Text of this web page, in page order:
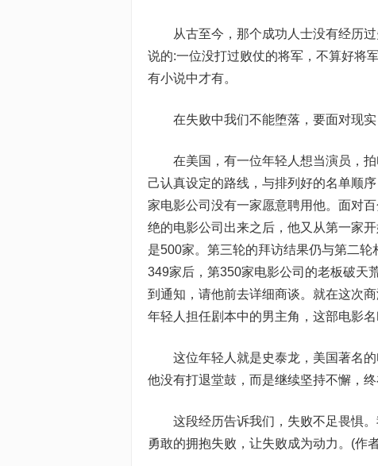
从古至今，那个成功人士没有经历
说的:一位没打过败仗的将军，不算好将
有小说中才有。
在失败中我们不能堕落，要面对现实
在美国，有一位年轻人想当演员，
己认真设定的路线，与排列好的名单顺
家电影公司没有一家愿意聘用他。面对
绝的电影公司出来之后，他又从第一家
是500家。第三轮的拜访结果仍与第二
349家后，第350家电影公司的老板破天
到通知，请他前去详细商谈。就在这次
年轻人担任剧本中的男主角，这部电影名
这位年轻人就是史泰龙，美国著名
他没有打退堂鼓，而是继续坚持不懈，终
这段经历告诉我们，失败不足畏惧
勇敢的拥抱失败，让失败成为动力。(作